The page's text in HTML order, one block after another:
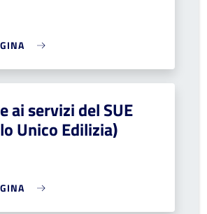
ai servizi del SUE
Unico Edilizia)